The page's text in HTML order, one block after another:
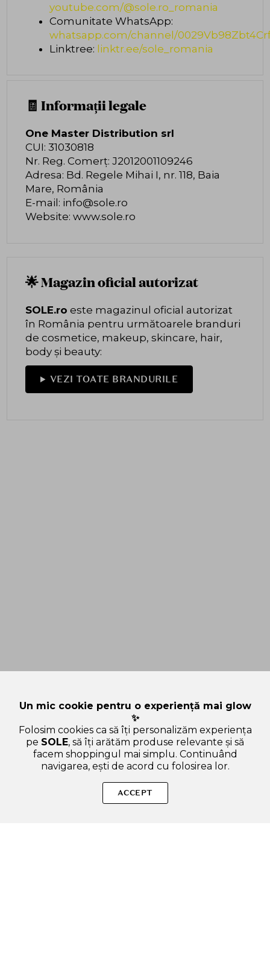
youtube.com/@sole.ro_romania
Comunitate WhatsApp:
whatsapp.com/channel/
Linktree: linktr.ee/sole_romania
🧾 Informații legale
One Master Distribution srl
CUI: 31030818
Nr. Reg. Comerț: J2012001109246
Adresa: Bd. Regele Mihai I, nr. 118, Baia
Mare, România
E-mail: info@sole.ro
Website: www.sole.ro
🌟 Magazin oficial autorizat
SOLE.ro este magazinul oficial autorizat
în România pentru următoarele branduri
de cosmetice, makeup, skincare, hair,
body și beauty:
VEZI TOATE BRANDURILE
Produse autentice, conforme UE, alese responsabil.
Un mic cookie pentru o experiență mai glow
✨
Folosim cookies ca să îți personalizăm experiența
pe SOLE, să îți arătăm produse relevante și să
facem shoppingul mai simplu. Continuând
navigarea, ești de acord cu folosirea lor.
ACCEPT